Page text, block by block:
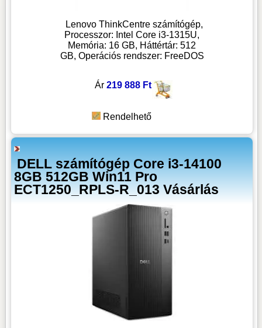
Lenovo ThinkCentre számítógép,
Processzor: Intel Core i3-1315U,
Memória: 16 GB, Háttértár: 512
GB, Operációs rendszer: FreeDOS
Ár 219 888 Ft
Rendelhető
DELL számítógép Core i3-14100
8GB 512GB Win11 Pro
ECT1250_RPLS-R_013 Vásárlás